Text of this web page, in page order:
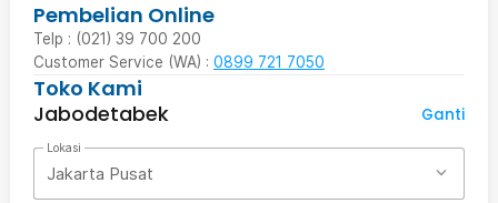
Pembelian Online
Telp : (021) 39 700 200
Customer Service (WA) : 0899 721 7050
Toko Kami
Jabodetabek
Ganti
Lokasi
Jakarta Pusat